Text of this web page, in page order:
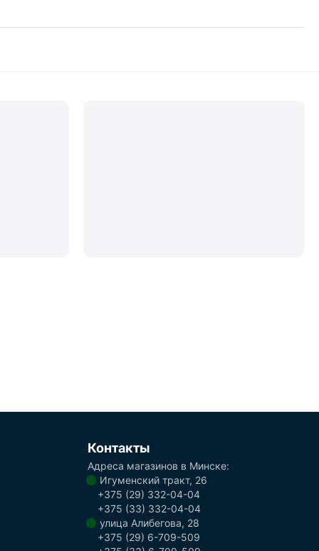
Контакты
Адреса магазинов в Минске:
Игуменский тракт, 26
+375 (29) 332-04-04
+375 (33) 332-04-04
улица Алибегова, 28
+375 (29) 6-709-509